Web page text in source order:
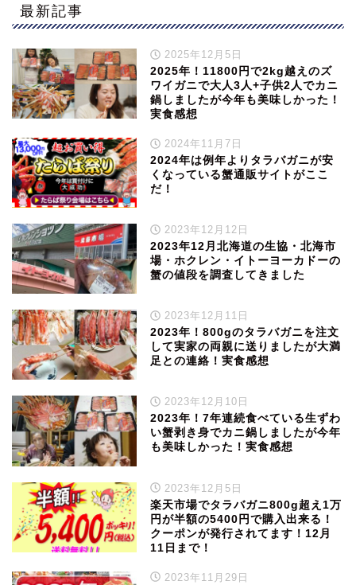
最新記事
2025年12月5日
2025年！11800円で2kg越えのズ
ワイガニで大人3人+子供2人でカニ
鍋しましたが今年も美味しかった！
実食感想
2024年11月7日
2024年は例年よりタラバガニが安
くなっている蟹通販サイトがここ
だ！
2023年12月12日
2023年12月北海道の生協・北海市
場・ホクレン・イトーヨーカドーの
蟹の値段を調査してきました
2023年12月11日
2023年！800gのタラバガニを注文
して実家の両親に送りましたが大満
足との連絡！実食感想
2023年12月10日
2023年！7年連続食べている生ずわ
い蟹剥き身でカニ鍋しましたが今年
も美味しかった！実食感想
2023年12月5日
楽天市場でタラバガニ800g超え1万
円が半額の5400円で購入出来る！
クーポンが発行されてます！12月
11日まで！
2023年11月29日